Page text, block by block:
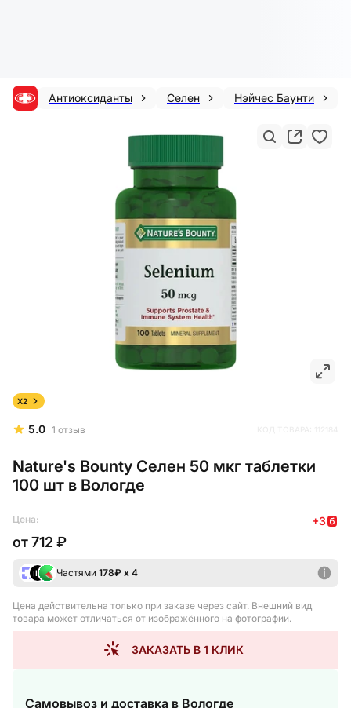
Антиоксиданты Селен Нэйчес Баунти
5.0 1 отзыв
Nature's Bounty Селен 50 мкг таблетки
100 шт в Вологде
X2
Цена: +3
от712 ₽
Частями 178₽ х 4
Цена действительна только при заказе через сайт. Внешний вид
товара может отличаться от изображённого на фотографии.
ЗАКАЗАТЬ В 1 КЛИК
Самовывоз и доставка в Вологде